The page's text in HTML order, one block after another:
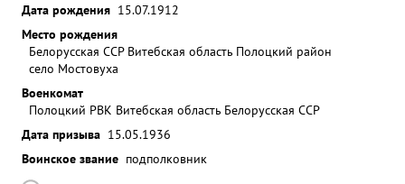
Дата рождения 15.07.1912
Место рождения
Белорусская ССР Витебская область Полоцкий район
село Мостовуха
Военкомат
Полоцкий РВК Витебская область Белорусская ССР
Дата призыва 15.05.1936
Воинское звание подполковник